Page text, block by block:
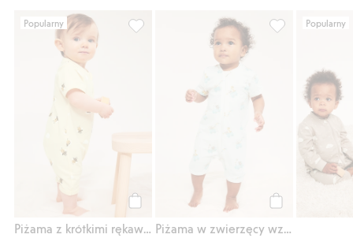
Popularny
Kup
Piżama z krótkimi rękawami, 2-pak,
Popularny